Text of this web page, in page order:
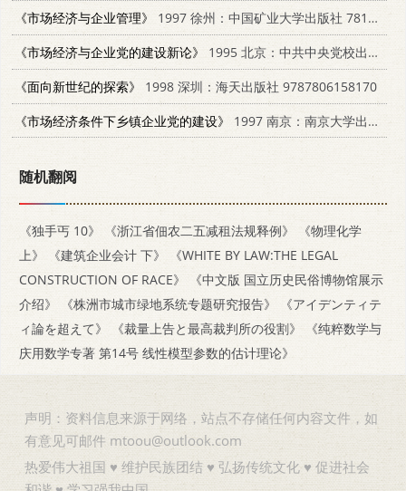
《市场经济与企业管理》
1997 徐州：中国矿业大学出版社 7810404857
《市场经济与企业党的建设新论》
1995 北京：中共中央党校出版社 7503511990
《面向新世纪的探索》
1998 深圳：海天出版社 9787806158170
《市场经济条件下乡镇企业党的建设》
1997 南京：南京大学出版社 7305031178
随机翻阅
《独手丐 10》 《浙江省佃农二五减租法规释例》
《物理化学
上》
《建筑企业会计 下》
《WHITE BY LAW:THE LEGAL
CONSTRUCTION OF RACE》
《中文版 国立历史民俗博物馆展示
介绍》
《株洲市城市绿地系统专题研究报告》
《アイデンティテ
ィ論を超えて》
《裁量上告と最高裁判所の役割》
《纯粹数学与
庆用数学专著 第14号 线性模型参数的估计理论》
声明：资料信息来源于网络，站点不存储任何内容文件，如
有意见可邮件 mtoou@outlook.com
热爱伟大祖国 ♥ 维护民族团结 ♥ 弘扬传统文化 ♥ 促进社会